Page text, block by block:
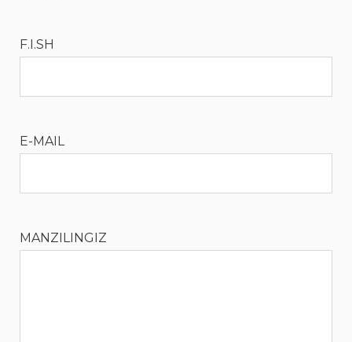
F.I.SH
E-MAIL
MANZILINGIZ